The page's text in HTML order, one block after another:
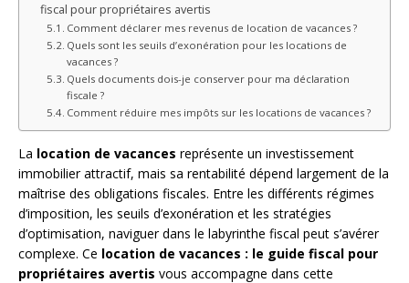
fiscal pour propriétaires avertis
Comment déclarer mes revenus de location de vacances ?
Quels sont les seuils d’exonération pour les locations de
vacances ?
Quels documents dois-je conserver pour ma déclaration
fiscale ?
Comment réduire mes impôts sur les locations de vacances ?
La location de vacances représente un investissement
immobilier attractif, mais sa rentabilité dépend largement de la
maîtrise des obligations fiscales. Entre les différents régimes
d’imposition, les seuils d’exonération et les stratégies
d’optimisation, naviguer dans le labyrinthe fiscal peut s’avérer
complexe. Ce location de vacances : le guide fiscal pour
propriétaires avertis vous accompagne dans cette